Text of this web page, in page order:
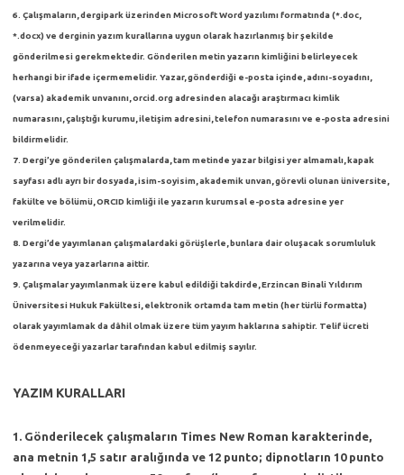
6. Çalışmaların, dergipark üzerinden Microsoft Word yazılımı formatında (*.doc,
*.docx) ve derginin yazım kurallarına uygun olarak hazırlanmış bir şekilde
gönderilmesi gerekmektedir. Gönderilen metin yazarın kimliğini belirleyecek
herhangi bir ifade içermemelidir. Yazar, gönderdiği e-posta içinde, adını-soyadını,
(varsa) akademik unvanını, orcid.org adresinden alacağı araştırmacı kimlik
numarasını, çalıştığı kurumu, iletişim adresini, telefon numarasını ve e-posta adresini
bildirmelidir.
7. Dergi’ye gönderilen çalışmalarda, tam metinde yazar bilgisi yer almamalı, kapak
sayfası adlı ayrı bir dosyada, isim-soyisim, akademik unvan, görevli olunan üniversite,
fakülte ve bölümü, ORCID kimliği ile yazarın kurumsal e-posta adresine yer
verilmelidir.
8. Dergi’de yayımlanan çalışmalardaki görüşlerle, bunlara dair oluşacak sorumluluk
yazarına veya yazarlarına aittir.
9. Çalışmalar yayımlanmak üzere kabul edildiği takdirde, Erzincan Binali Yıldırım
Üniversitesi Hukuk Fakültesi, elektronik ortamda tam metin (her türlü formatta)
olarak yayımlamak da dâhil olmak üzere tüm yayım haklarına sahiptir. Telif ücreti
ödenmeyeceği yazarlar tarafından kabul edilmiş sayılır.
YAZIM KURALLARI
1.
Gönderilecek çalışmaların Times New Roman karakterinde,
ana metnin 1,5 satır aralığında ve 12 punto; dipnotların 10 punto